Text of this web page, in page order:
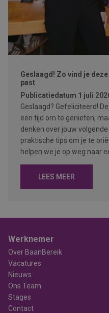
Geslaagd! Zo vind je
past
Publicatiedatum 1 juli
Geslaagd? Gefeliciteerd!
een tijd om te genieten,
denken over jouw
praktische tips om je te
helpen we je op weg naar
LEES MEER
Werknemer
Over BaanBereik
Vacatures
Nieuws
Ons Team
Stages
Contact